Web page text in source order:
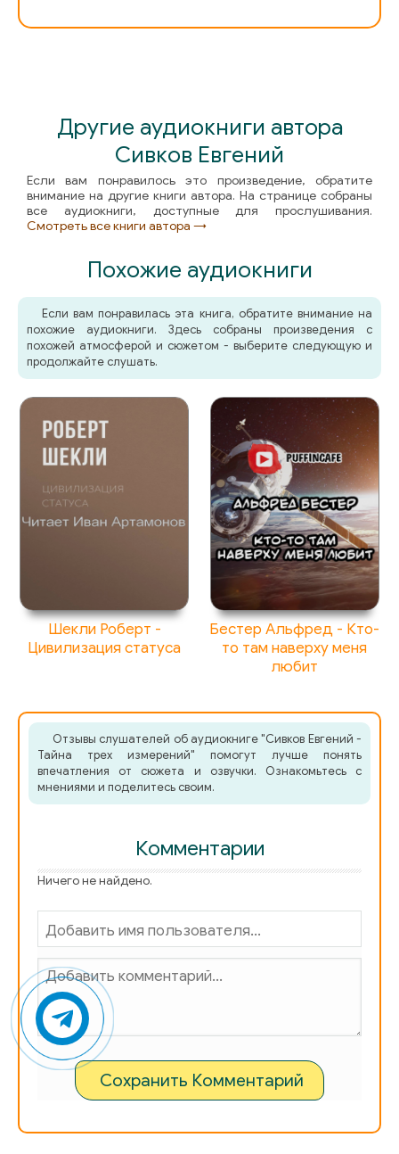
Другие аудиокниги автора
Сивков Евгений
Если вам понравилось это произведение, обратите
внимание на другие книги автора. На странице собраны
все аудиокниги, доступные для прослушивания.
Смотреть все книги автора →
Похожие аудиокниги
Если вам понравилась эта книга, обратите внимание на
похожие аудиокниги. Здесь собраны произведения с
похожей атмосферой и сюжетом - выберите следующую и
продолжайте слушать.
Шекли Роберт -
Цивилизация статуса
Бестер Альфред - Кто-
то там наверху меня
любит
Отзывы слушателей об аудиокниге "Сивков Евгений -
Тайна трех измерений" помогут лучше понять
впечатления от сюжета и озвучки. Ознакомьтесь с
мнениями и поделитесь своим.
Комментарии
Ничего не найдено.
Сохранить Комментарий